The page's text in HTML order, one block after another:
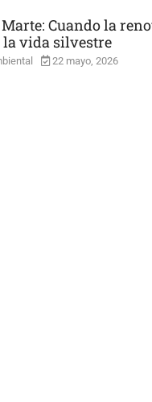
Marte: Cuando la
la vida silvestre
22 mayo, 2026